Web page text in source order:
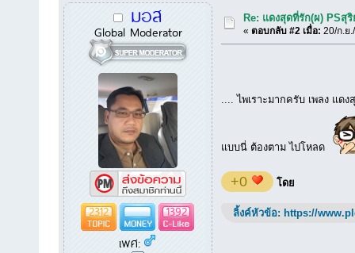
มอส
Global Moderator
2312
1392
เพศ:
Re: แดงสุดที่รัก(ผ) PSสุ
«ตอบกลับ #2 เมื่อ: 20/ก.ย
.... ไพเราะมากครับ เพลง แด
แบบนี่ ต้องตาม ไปโหลด
+0 โดย
ลิ้งค์หัวข้อ: https://